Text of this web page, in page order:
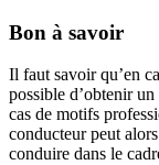
Bon à savoir
Il faut savoir qu’en
possible d’obtenir un
cas de motifs
conducteur peut
conduire dans le